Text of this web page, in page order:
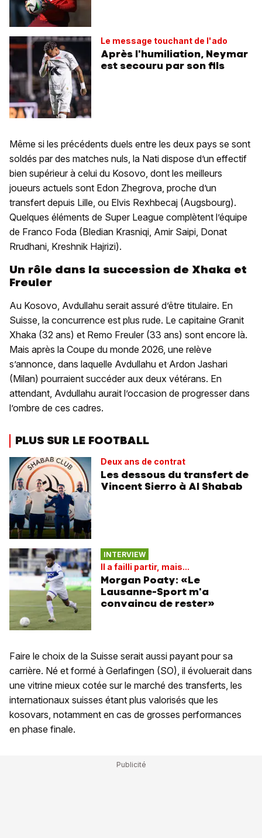
Le message touchant de l'ado
Après l'humiliation, Neymar
est secouru par son fils
Même si les précédents duels entre les deux pays se sont
soldés par des matches nuls, la Nati dispose d’un effectif
bien supérieur à celui du Kosovo, dont les meilleurs
joueurs actuels sont Edon Zhegrova, proche d’un
transfert depuis Lille, ou Elvis Rexhbecaj (Augsbourg).
Quelques éléments de Super League complètent l’équipe
de Franco Foda (Bledian Krasniqi, Amir Saipi, Donat
Rrudhani, Kreshnik Hajrizi).
Un rôle dans la succession de Xhaka et
Freuler
Au Kosovo, Avdullahu serait assuré d’être titulaire. En
Suisse, la concurrence est plus rude. Le capitaine Granit
Xhaka (32 ans) et Remo Freuler (33 ans) sont encore là.
Mais après la Coupe du monde 2026, une relève
s’annonce, dans laquelle Avdullahu et Ardon Jashari
(Milan) pourraient succéder aux deux vétérans. En
attendant, Avdullahu aurait l’occasion de progresser dans
l’ombre de ces cadres.
PLUS SUR LE FOOTBALL
Deux ans de contrat
Les dessous du transfert de
Vincent Sierro à Al Shabab
INTERVIEW
Il a failli partir, mais...
Morgan Poaty: «Le
Lausanne-Sport m'a
convaincu de rester»
Faire le choix de la Suisse serait aussi payant pour sa
carrière. Né et formé à Gerlafingen (SO), il évoluerait dans
une vitrine mieux cotée sur le marché des transferts, les
internationaux suisses étant plus valorisés que les
kosovars, notamment en cas de grosses performances
en phase finale.